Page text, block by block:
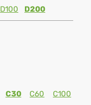
D100 D200
C30 C60
C100